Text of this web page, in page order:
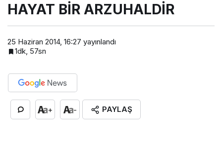
HAYAT BİR ARZUHALDİR
25 Haziran 2014, 16:27 yayınlandı
1dk, 57sn
+ - PAYLAŞ